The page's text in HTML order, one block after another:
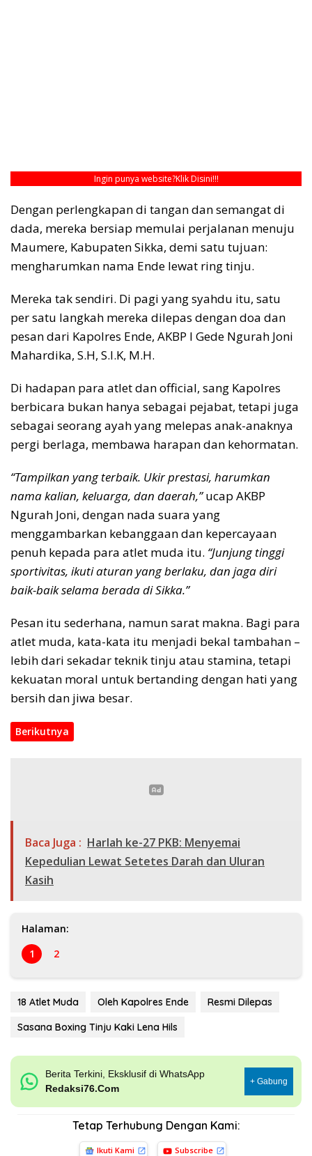
Ingin punya website?Klik Disini!!!
Dengan perlengkapan di tangan dan semangat di
dada, mereka bersiap memulai perjalanan menuju
Maumere, Kabupaten Sikka, demi satu tujuan:
mengharumkan nama Ende lewat ring tinju.
Mereka tak sendiri. Di pagi yang syahdu itu, satu
per satu langkah mereka dilepas dengan doa dan
pesan dari Kapolres Ende, AKBP I Gede Ngurah Joni
Mahardika, S.H, S.I.K, M.H.
Di hadapan para atlet dan official, sang Kapolres
berbicara bukan hanya sebagai pejabat, tetapi juga
sebagai seorang ayah yang melepas anak-anaknya
pergi berlaga, membawa harapan dan kehormatan.
“Tampilkan yang terbaik. Ukir prestasi, harumkan
nama kalian, keluarga, dan daerah,”ucap AKBP
Ngurah Joni, dengan nada suara yang
menggambarkan kebanggaan dan kepercayaan
penuh kepada para atlet muda itu. “Junjung tinggi
sportivitas, ikuti aturan yang berlaku, dan jaga diri
baik-baik selama berada di Sikka.”
Pesan itu sederhana, namun sarat makna. Bagi para
atlet muda, kata-kata itu menjadi bekal tambahan –
lebih dari sekadar teknik tinju atau stamina, tetapi
kekuatan moral untuk bertanding dengan hati yang
bersih dan jiwa besar.
Berikutnya
Baca Juga : Harlah ke-27 PKB: Menyemai
Kepedulian Lewat Setetes Darah dan Uluran
Kasih
Halaman:
1
2
18 Atlet Muda Oleh Kapolres Ende
Resmi Dilepas
Sasana Boxing Tinju Kaki Lena Hils
Berita Terkini, Eksklusif di WhatsApp
Redaksi76.Com
+ Gabung
Tetap Terhubung Dengan Kami:
Ikuti Kami Subscribe